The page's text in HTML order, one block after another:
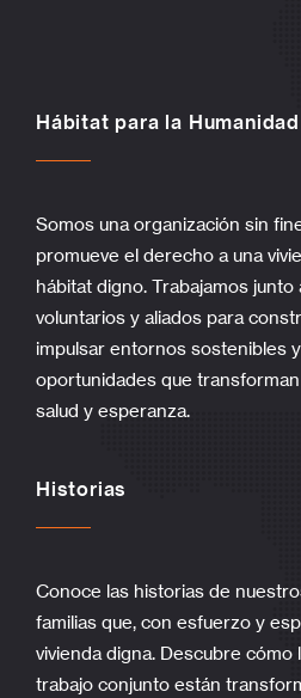
Hábitat para la Humanidad
Somos una organización sin
promueve el derecho a una
hábitat digno. Trabajamos junto
voluntarios y aliados para
impulsar entornos sostenibles
oportunidades que
salud y esperanza.
Historias
Conoce las historias de
familias que, con esfuerzo y
vivienda digna. Descubre cómo
trabajo conjunto están